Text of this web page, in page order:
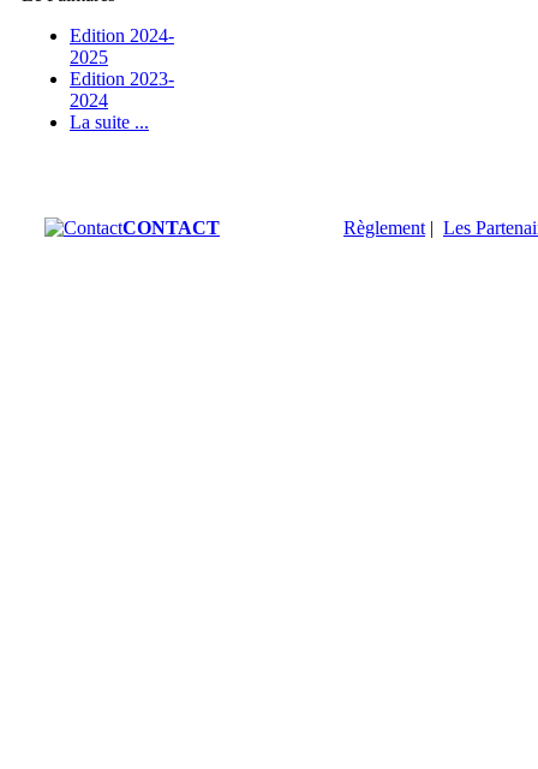
Edition 2024-
2025
Edition 2023-
2024
La suite ...
CONTACT Règlement | Les